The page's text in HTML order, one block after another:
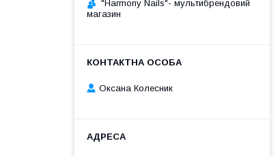
"Harmony Nails"- мультибрендовий
магазин
Оксана Колесник